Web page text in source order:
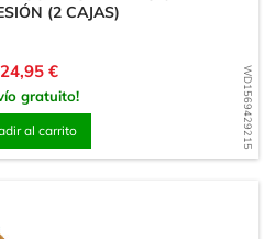
WD1569429215
(2 CAJAS)
Precio
24,95 €
gratuito!
al carrito